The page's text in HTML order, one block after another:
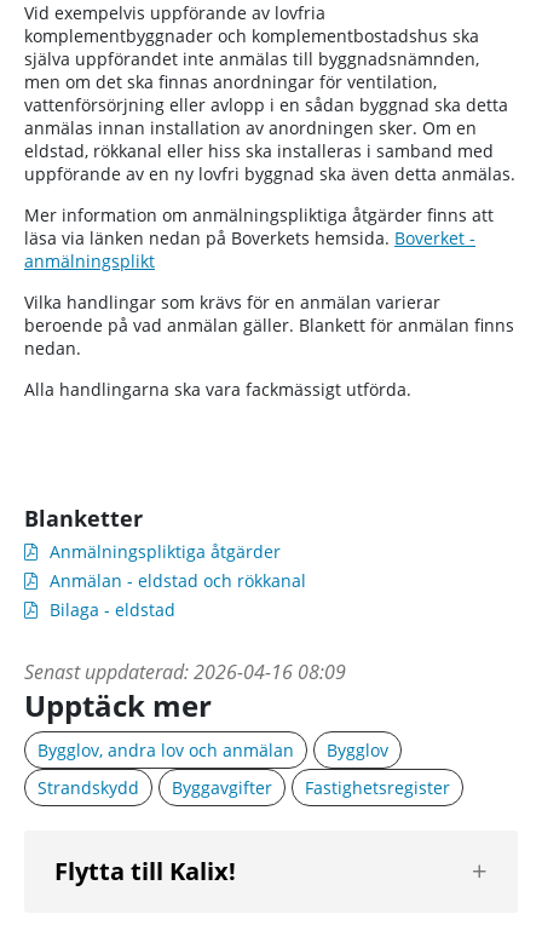
Vid exempelvis uppförande av lovfria
komplementbyggnader och komplementbostadshus ska
själva uppförandet inte anmälas till byggnadsnämnden,
men om det ska finnas anordningar för ventilation,
vattenförsörjning eller avlopp i en sådan byggnad ska detta
anmälas innan installation av anordningen sker. Om en
eldstad, rökkanal eller hiss ska installeras i samband med
uppförande av en ny lovfri byggnad ska även detta anmälas.
Mer information om anmälningspliktiga åtgärder finns att
läsa via länken nedan på Boverkets hemsida. Boverket -
anmälningsplikt
Vilka handlingar som krävs för en anmälan varierar
beroende på vad anmälan gäller. Blankett för anmälan finns
nedan.
Alla handlingarna ska vara fackmässigt utförda.
Blanketter
Anmälningspliktiga åtgärder
Anmälan - eldstad och rökkanal
Bilaga - eldstad
Senast uppdaterad:2026-04-16 08:09
Upptäck mer
Bygglov, andra lov och anmälan
Bygglov
Strandskydd
Byggavgifter Fastighetsregister
Flytta till Kalix!
nästa